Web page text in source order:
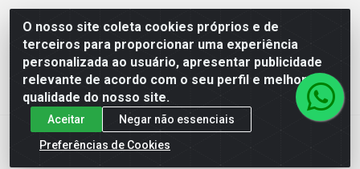
O nosso site coleta cookies próprios e de
terceiros para proporcionar uma experiência
personalizada ao usuário, apresentar publicidade
relevante de acordo com o seu perfil e melhorar a
qualidade do nosso site.
Aceitar
Negar não essenciais
Preferências de Cookies
Machado Carnes Distribuidora de Alimentos LTDA -
Logradouro: Avenida Candido Aleixo, 148 - Centro - Oeiras/PI
- CEP 64.500-000 - 31.391.008/0001-50